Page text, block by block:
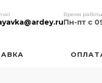
Время работы
Пн-пт с